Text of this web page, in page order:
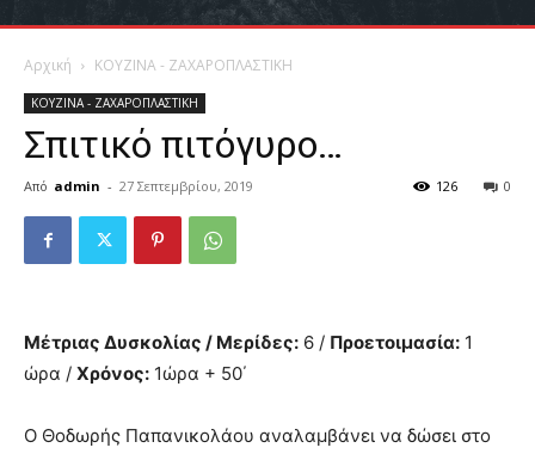
Αρχική ΚΟΥΖΙΝΑ - ΖΑΧΑΡΟΠΛΑΣΤΙΚΗ
ΚΟΥΖΙΝΑ - ΖΑΧΑΡΟΠΛΑΣΤΙΚΗ
Σπιτικό πιτόγυρο…
Από admin - 27 Σεπτεμβρίου, 2019 0
126
Μέτριας Δυσκολίας / Μερίδες: 6 / Προετοιμασία: 1
ώρα / Χρόνος: 1ώρα + 50΄
Ο Θοδωρής Παπανικολάου αναλαμβάνει να δώσει στο